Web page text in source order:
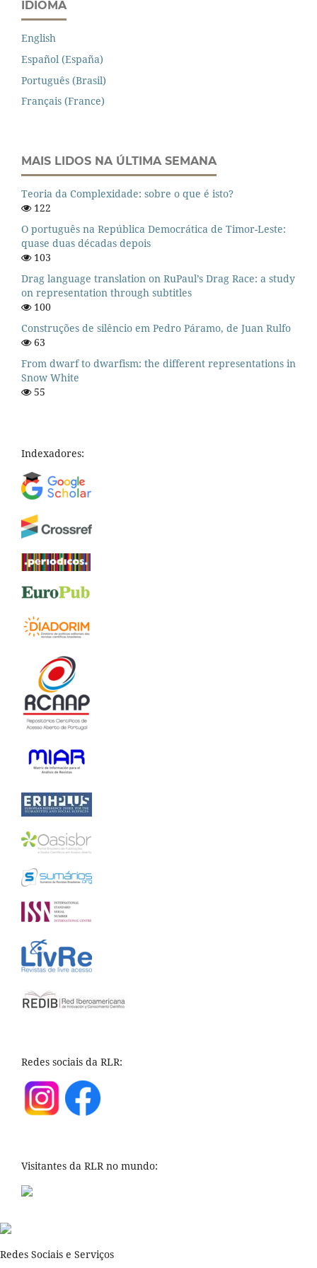
IDIOMA
English
Español (España)
Português (Brasil)
Français (France)
MAIS LIDOS NA ÚLTIMA SEMANA
Teoria da Complexidade: sobre o que é isto?
122
O português na República Democrática de Timor-Leste:
quase duas décadas depois
103
Drag language translation on RuPaul’s Drag Race: a study
on representation through subtitles
100
Construções de silêncio em Pedro Páramo, de Juan Rulfo
63
From dwarf to dwarfism: the different representations in
Snow White
55
Indexadores:
Redes sociais da RLR:
Visitantes da RLR no mundo:
Redes Sociais e Serviços